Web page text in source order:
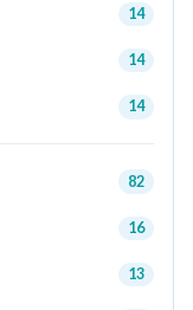
14
14
14
82
16
13